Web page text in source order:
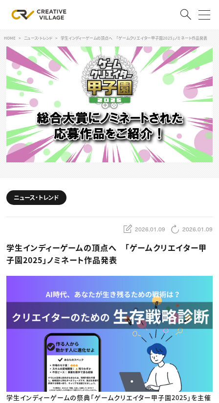
ログイン 会員登録
RECRUIT
クリエイター求人を探す
CREATIVE JOB求人検索
特集求人
採用説明会
転職支援サービス
CONTENTS
スキルアップしたい！ トップ
デザイン
動画配信・映像制作
ディレクション
業界解説・キャリア事情
お役立ち基礎知識
TOP Creator’s コラム
ゲームクリエイター
映像クリエイター
マーケッター
C＆R Magazine
ニュース・トレンド
ゲーム・エンタメ
広告
出版
CREATIVE VILLAGEからのお知らせ
プロフェッショナル×つながる×メディア
HOME ニュース・トレンド 学生インディーゲームの頂点へ 「ゲームクリエイター甲子園2025」ノミネート作品発表
ニュース・トレンド
2026.01.09 2026.01.09
学生インディーゲームの頂点へ 「ゲームクリエイター甲
子園2025」ノミネート作品発表
学生インディーゲームの祭典「ゲームクリエイター甲子園2025」を主催